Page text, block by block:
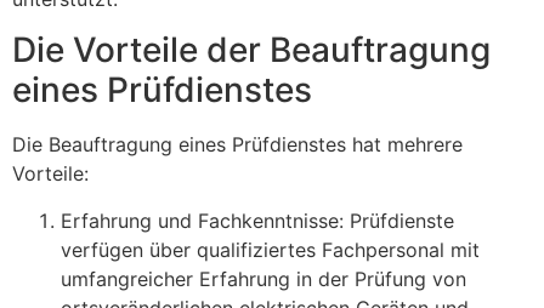
Die Vorteile der Beauftragung
eines Prüfdienstes
Die Beauftragung eines Prüfdienstes hat mehrere
Vorteile:
Erfahrung und Fachkenntnisse: Prüfdienste
verfügen über qualifiziertes Fachpersonal mit
umfangreicher Erfahrung in der Prüfung von